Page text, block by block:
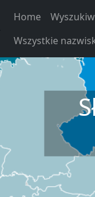
Home
Wszystkie